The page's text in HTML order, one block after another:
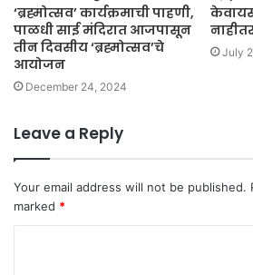
‘ब्रह्मोत्सव’ कार्यक्रमाची पाहणी,
पाळधी साई मंदिरात आजपासून
तीन दिवसीय ‘ब्रह्मोत्सव’चे
आयोजन
December 24, 2024
July
Leave a Reply
Your email address will not be published.
marked *